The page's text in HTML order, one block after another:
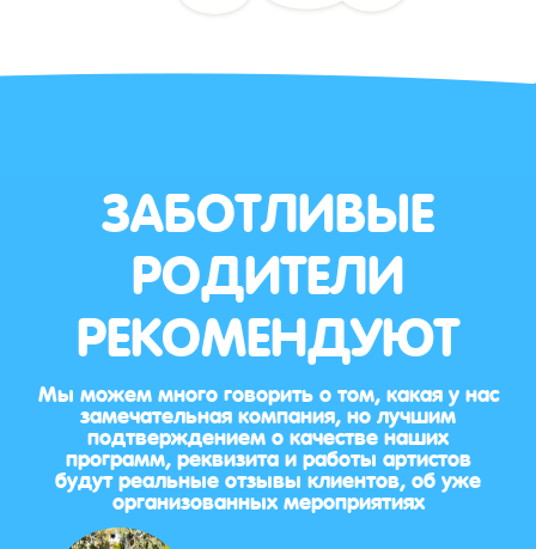
ЗАБОТЛИВЫЕ
РОДИТЕЛИ
РЕКОМЕНДУЮТ
Мы можем много говорить о том, какая у нас
замечательная компания, но лучшим
подтверждением о качестве наших
программ, реквизита и работы артистов
будут реальные отзывы клиентов, об уже
организованных мероприятиях